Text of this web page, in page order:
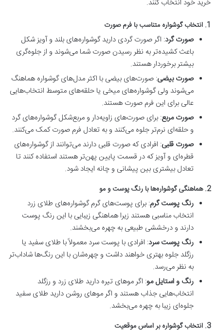
خرید خود انتخاب کنند.
1. انتخاب گوشواره متناسب با فرم صورت
صورت گرد: اگر صورت گردی دارید گوشواره‌های بلند و آویز شکل
باعث کشیده‌تر به نظر رسیدن صورت شما می‌شوند و از جلوه‌گری
بیشتر برخوردار هستند.
صورت بیضی: صورت‌های بیضی با اکثر مدل‌های گوشواره هماهنگ
می‌شوند ولی گوشواره‌های میخی یا حلقه‌های متوسط انتخاب‌هایی
عالی برای این فرم صورت هستند.
صورت مربع: برای صورت‌های زاویه‌دار و مربع‌شکل گوشواره‌های گرد
و حلقه‌ای نرم‌تر جلوه می‌کنند و به تعادل فرم صورت کمک می‌کنند.
صورت قلبی: افرادی که صورت قلبی دارند می‌توانند از گوشواره‌های
قطره‌ای و آویز که در قسمت پایین پهن‌تر هستند استفاده کنند تا
تعادل بیشتری بین پیشانی و چانه ایجاد شود.
2. هماهنگی گوشواره‌ها با رنگ پوست و مو
رنگ پوست گرم: برای پوست‌های گرم گوشواره‌های طلای زرد
انتخاب مناسبی هستند زیرا هماهنگی زیبایی با این رنگ پوست
دارند و درخششی طبیعی به چهره می‌بخشند.
رنگ پوست سرد: افرادی با پوست سرد معمولاً با طلای سفید یا
رزگلد جلوه بهتری خواهند داشت و چهره‌شان با این رنگ‌ها شاداب‌تر
به نظر می‌رسد.
رنگ و استایل مو: اگر موهای تیره دارید طلای زرد و رزگلد
انتخاب‌هایی جذاب هستند و اگر موهای روشن دارید طلای سفید
جلوه‌ای زیبا به چهره می‌بخشد.
3. انتخاب گوشواره بر اساس موقعیت